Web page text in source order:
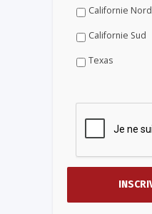
Californie Nord
Californie Sud
Texas